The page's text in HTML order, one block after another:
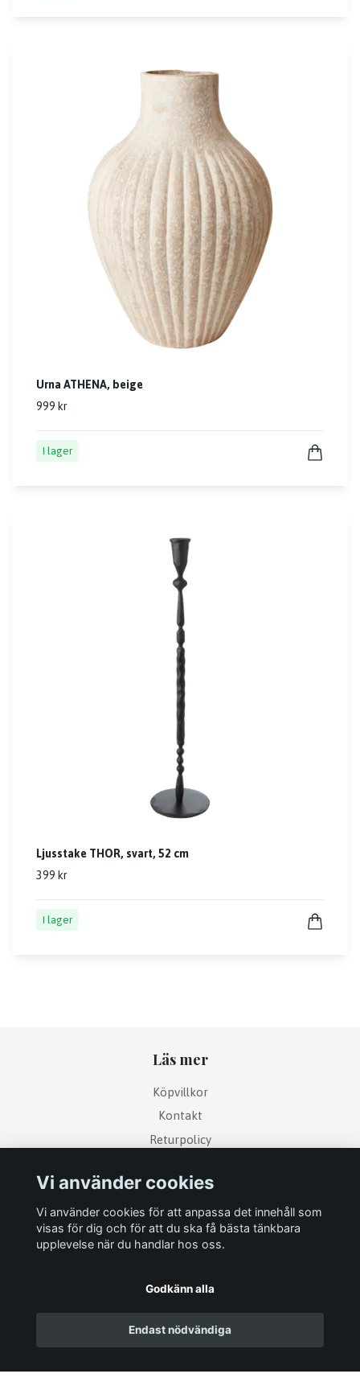
Urna ATHENA, beige
999 kr
I lager
Ljusstake THOR, svart, 52 cm
399 kr
I lager
Läs mer
Köpvillkor
Kontakt
Returpolicy
Sociala medier
Vi använder cookies
Vi använder cookies för att anpassa det innehåll som
visas för dig och för att du ska få bästa tänkbara
upplevelse när du handlar hos oss.
Godkänn alla
Endast nödvändiga